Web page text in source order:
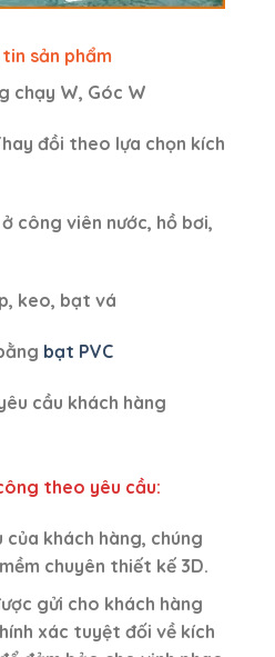
sản phẩm
chạy W, Góc W
đồi theo lựa chọn kích
công viên nước, hồ bơi,
keo, bạt vá
bạt PVC
cầu khách hàng
theo yêu cầu:
khách hàng, chúng
chuyên thiết kế 3D.
gửi cho khách hàng
xác tuyệt đối về kích